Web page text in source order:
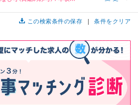
担当業務
病棟、外来など
未経験歓迎、
土日祝休みなど
正社員、契約社員など
この検索条件の保存 条件をクリア